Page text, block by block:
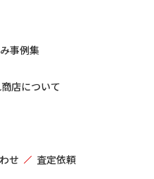
事例集
店について
せ 査定依頼